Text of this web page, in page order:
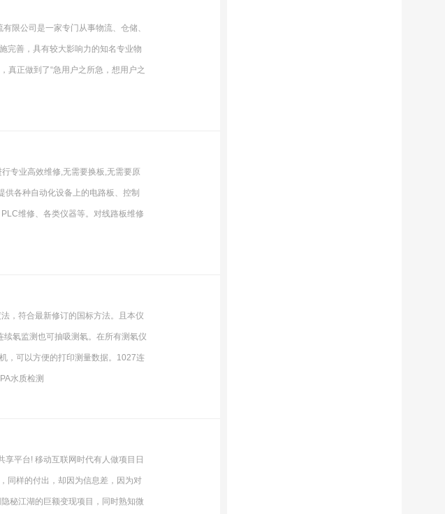
限公司是一家专门从事物流、仓储、
完善，具有较大影响力的知名专业物
真正做到了“急用户之所急，想用户之
专业高效维修,无需要换板,无需要原
各种自动化设备上的电路板、控制
维修、各类仪器等。对线路板维修
，符合最新修订的国标方法。且本仪
氡监测也可抽吸测氡。在所有测氡仪
，可以方便的打印测量数据。1027连
水质检测
平台! 移动互联网时代有人做项目日
同样的付出，却因为信息差，因为对
秘江湖的巨额变现项目，同时熟知微